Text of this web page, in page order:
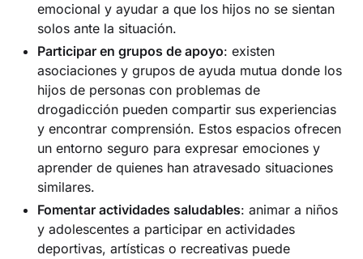
emocional y ayudar a que los hijos no se sientan
solos ante la situación.
Participar en grupos de apoyo: existen
asociaciones y grupos de ayuda mutua donde los
hijos de personas con problemas de
drogadicción pueden compartir sus experiencias
y encontrar comprensión. Estos espacios ofrecen
un entorno seguro para expresar emociones y
aprender de quienes han atravesado situaciones
similares.
Fomentar actividades saludables: animar a niños
y adolescentes a participar en actividades
deportivas, artísticas o recreativas puede